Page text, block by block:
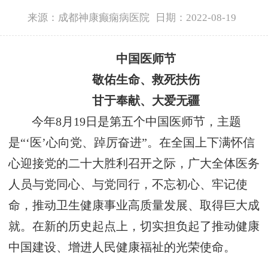
来源：成都神康癫痫病医院 日期：2022-08-19
中国医师节
敬佑生命、救死扶伤
甘于奉献、大爱无疆
今年8月19日是第五个中国医师节，主题
是“‘医’心向党、踔厉奋进”。在全国上下满怀信
心迎接党的二十大胜利召开之际，广大全体医务
人员与党同心、与党同行，不忘初心、牢记使
命，推动卫生健康事业高质量发展、取得巨大成
就。在新的历史起点上，切实担负起了推动健康
中国建设、增进人民健康福祉的光荣使命。